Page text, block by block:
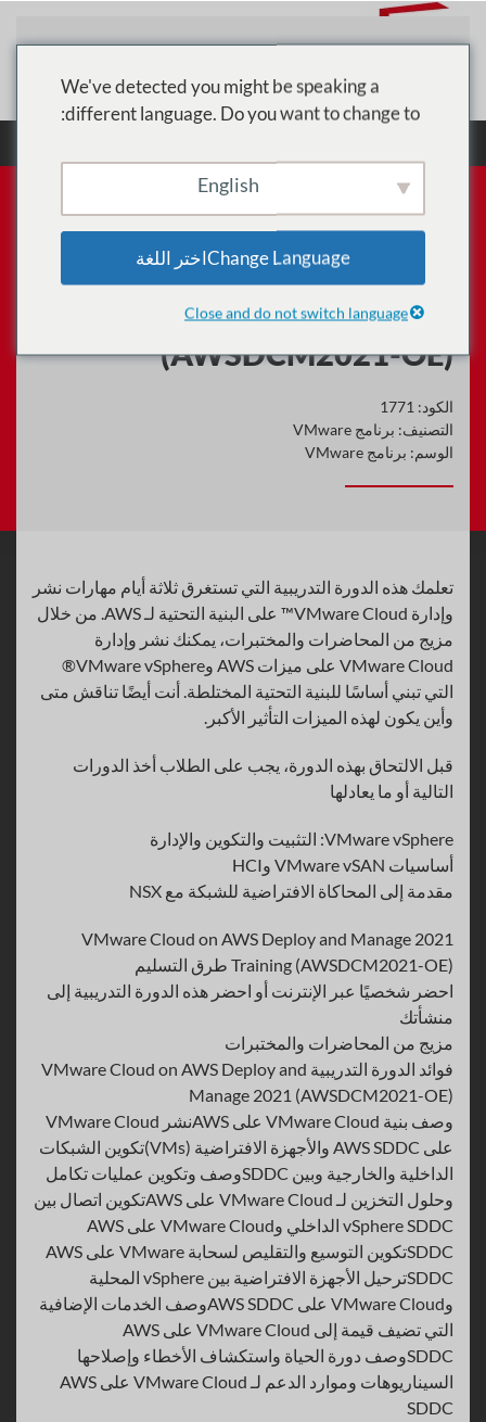
سحابة VMware على AWS نشر
وإدارة تدريب 2021
(AWSDCM2021-OE)
الكود: 1771
التصنيف: برنامج VMware
الوسم: برنامج VMware
تعلمك هذه الدورة التدريبية التي تستغرق ثلاثة أيام مهارات نشر
وإدارة VMware Cloud™ على البنية التحتية لـ AWS. من خلال
مزيج من المحاضرات والمختبرات، يمكنك نشر وإدارة
VMware Cloud على ميزات AWS وVMware vSphere®
التي تبني أساسًا للبنية التحتية المختلطة. أنت أيضًا تناقش متى
وأين يكون لهذه الميزات التأثير الأكبر.
قبل الالتحاق بهذه الدورة، يجب على الطلاب أخذ الدورات
التالية أو ما يعادلها
VMware vSphere: التثبيت والتكوين والإدارة
أساسيات VMware vSAN وHCI
مقدمة إلى المحاكاة الافتراضية للشبكة مع NSX
VMware Cloud on AWS Deploy and Manage 2021
Training (AWSDCM2021-OE) طرق التسليم
احضر شخصيًا عبر الإنترنت أو احضر هذه الدورة التدريبية إلى
منشأتك
مزيج من المحاضرات والمختبرات
فوائد الدورة التدريبية VMware Cloud on AWS Deploy and
Manage 2021 (AWSDCM2021-OE)
وصف بنية VMware Cloud على AWSنشر VMware Cloud
على AWS SDDC والأجهزة الافتراضية (VMs)تكوين الشبكات
الداخلية والخارجية وبين SDDCوصف وتكوين عمليات تكامل
وحلول التخزين لـ VMware Cloud على AWSتكوين اتصال بين
vSphere SDDC الداخلي وVMware Cloud على AWS
SDDCتكوين التوسيع والتقليص لسحابة VMware على AWS
SDDCترحيل الأجهزة الافتراضية بين vSphere المحلية
وVMware Cloud على AWS SDDCوصف الخدمات الإضافية
التي تضيف قيمة إلى VMware Cloud على AWS
SDDCوصف دورة الحياة واستكشاف الأخطاء وإصلاحها
السيناريوهات وموارد الدعم لـ VMware Cloud على AWS
SDDC
We've detected you might be speaking a
different language. Do you want to change to:
English
Change Languageاختر اللغة
Close and do not switch language